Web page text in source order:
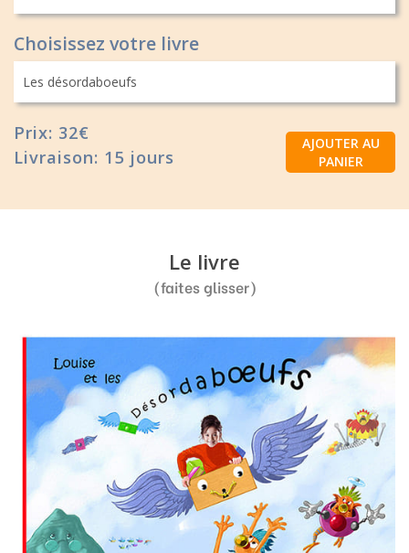
Choisissez votre livre
Prix: 32€
Livraison: 15 jours
AJOUTER AU
PANIER
Le livre
(faites glisser)